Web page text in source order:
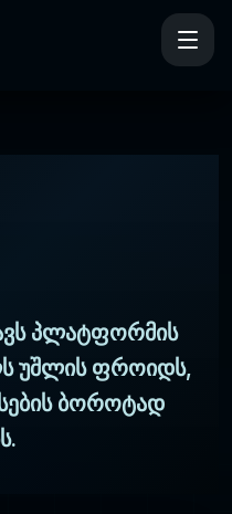
პლატფორმის
უშლის ფროიდს,
ბოროტად